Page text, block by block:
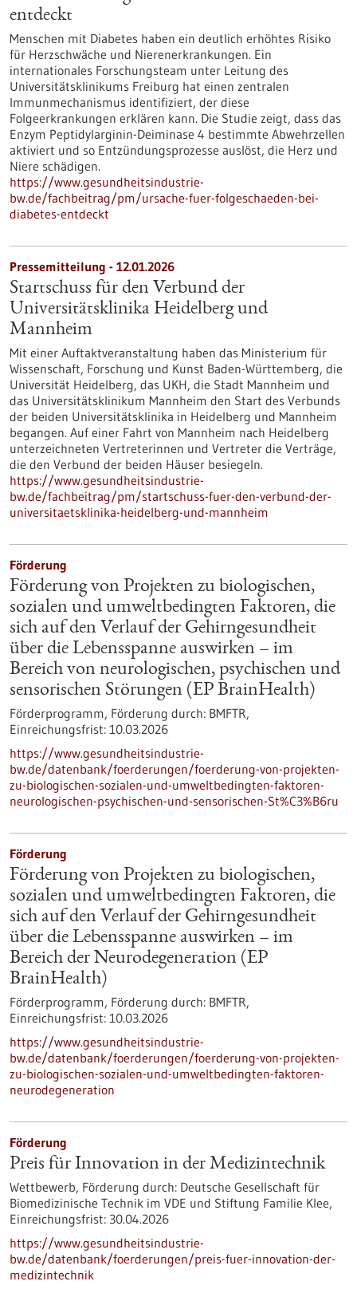
entdeckt
Menschen mit Diabetes haben ein deutlich erhöhtes Risiko
für Herzschwäche und Nierenerkrankungen. Ein
internationales Forschungsteam unter Leitung des
Universitätsklinikums Freiburg hat einen zentralen
Immunmechanismus identifiziert, der diese
Folgeerkrankungen erklären kann. Die Studie zeigt, dass das
Enzym Peptidylarginin-Deiminase 4 bestimmte Abwehrzellen
aktiviert und so Entzündungsprozesse auslöst, die Herz und
Niere schädigen.
https://www.gesundheitsindustrie-
bw.de/fachbeitrag/pm/ursache-fuer-folgeschaeden-bei-
diabetes-entdeckt
Pressemitteilung - 12.01.2026
Startschuss für den Verbund der
Universitätsklinika Heidelberg und
Mannheim
Mit einer Auftaktveranstaltung haben das Ministerium für
Wissenschaft, Forschung und Kunst Baden-Württemberg, die
Universität Heidelberg, das UKH, die Stadt Mannheim und
das Universitätsklinikum Mannheim den Start des Verbunds
der beiden Universitätsklinika in Heidelberg und Mannheim
begangen. Auf einer Fahrt von Mannheim nach Heidelberg
unterzeichneten Vertreterinnen und Vertreter die Verträge,
die den Verbund der beiden Häuser besiegeln.
https://www.gesundheitsindustrie-
bw.de/fachbeitrag/pm/startschuss-fuer-den-verbund-der-
universitaetsklinika-heidelberg-und-mannheim
Förderung
Förderung von Projekten zu biologischen,
sozialen und umweltbedingten Faktoren, die
sich auf den Verlauf der Gehirngesundheit
über die Lebensspanne auswirken – im
Bereich von neurologischen, psychischen und
sensorischen Störungen (EP BrainHealth)
Förderprogramm, Förderung durch: BMFTR,
Einreichungsfrist: 10.03.2026
https://www.gesundheitsindustrie-
bw.de/datenbank/foerderungen/foerderung-von-projekten-
zu-biologischen-sozialen-und-umweltbedingten-faktoren-
neurologischen-psychischen-und-sensorischen-St%C3%B6ru
Förderung
Förderung von Projekten zu biologischen,
sozialen und umweltbedingten Faktoren, die
sich auf den Verlauf der Gehirngesundheit
über die Lebensspanne auswirken – im
Bereich der Neurodegeneration (EP
BrainHealth)
Förderprogramm, Förderung durch: BMFTR,
Einreichungsfrist: 10.03.2026
https://www.gesundheitsindustrie-
bw.de/datenbank/foerderungen/foerderung-von-projekten-
zu-biologischen-sozialen-und-umweltbedingten-faktoren-
neurodegeneration
Förderung
Preis für Innovation in der Medizintechnik
Wettbewerb, Förderung durch: Deutsche Gesellschaft für
Biomedizinische Technik im VDE und Stiftung Familie Klee,
Einreichungsfrist: 30.04.2026
https://www.gesundheitsindustrie-
bw.de/datenbank/foerderungen/preis-fuer-innovation-der-
medizintechnik